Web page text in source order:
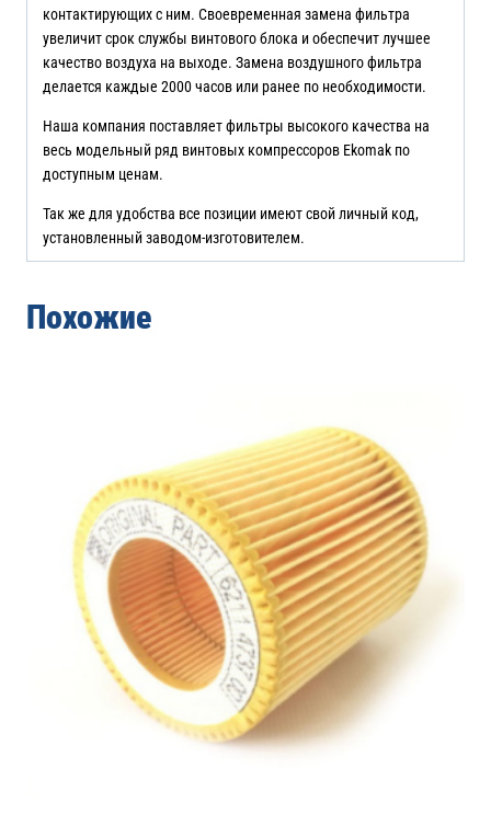
контактирующих с ним. Своевременная замена фильтра
увеличит срок службы винтового блока и обеспечит лучшее
качество воздуха на выходе. Замена воздушного фильтра
делается каждые 2000 часов или ранее по необходимости.
Наша компания поставляет фильтры высокого качества на
весь модельный ряд винтовых компрессоров Ekomak по
доступным ценам.
Так же для удобства все позиции имеют свой личный код,
установленный заводом-изготовителем.
Похожие